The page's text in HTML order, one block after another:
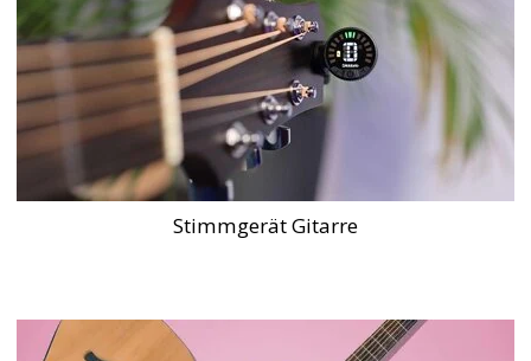
Stimmgerät Gitarre